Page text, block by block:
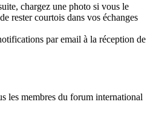
chargez une photo si vous le
rester courtois dans vos échanges
par email à la réception de
les membres du forum international